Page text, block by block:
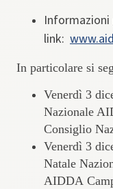
Informazioni
link:
In particolare si
​V​enerdì 3
Nazionale​
Consiglio
Venerdì 3
Natale
AIDDA